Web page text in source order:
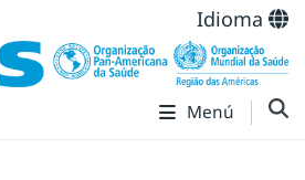
Idioma
Menú